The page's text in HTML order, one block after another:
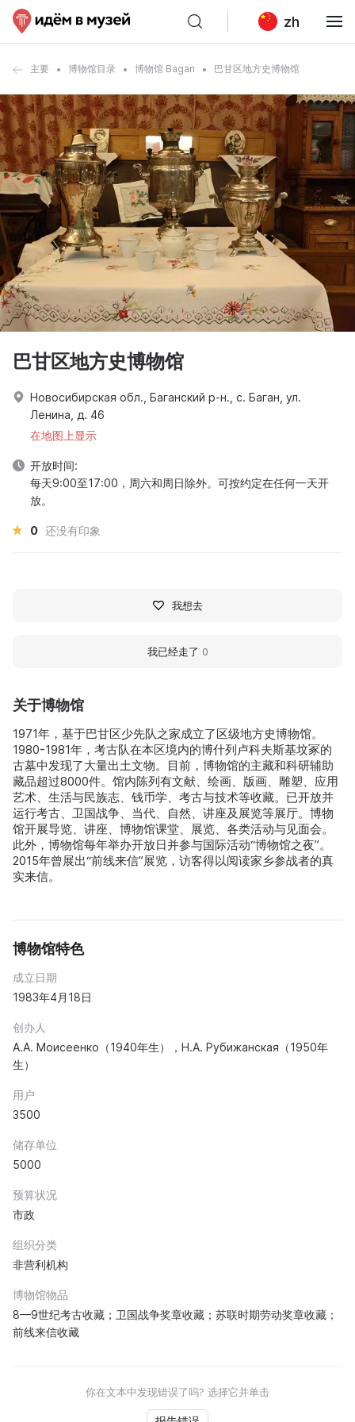
zh
主要 博物馆目录 博物馆 Bagan 巴甘区地方史博物馆
关于博物馆
1971年，基于巴甘区少先队之家成立了区级地方史博物馆。
1980-1981年，考古队在本区境内的博什列卢科夫斯基坟冢的
古墓中发现了大量出土文物。目前，博物馆的主藏和科研辅助
藏品超过8000件。馆内陈列有文献、绘画、版画、雕塑、应用
艺术、生活与民族志、钱币学、考古与技术等收藏。已开放并
运行考古、卫国战争、当代、自然、讲座及展览等展厅。博物
馆开展导览、讲座、博物馆课堂、展览、各类活动与见面会。
此外，博物馆每年举办开放日并参与国际活动“博物馆之夜”。
2015年曾展出“前线来信”展览，访客得以阅读家乡参战者的真
实来信。
博物馆特色
成立日期
1983年4月18日
创办人
А.А. Моисеенко（1940年生），Н.А. Рубижанская（1950年
生）
用户
3500
储存单位
5000
预算状况
市政
组织分类
非营利机构
博物馆物品
8—9世纪考古收藏；卫国战争奖章收藏；苏联时期劳动奖章收藏；
前线来信收藏
你在文本中发现错误了吗? 选择它并单击
巴甘区地方史博物馆
Новосибирская обл., Баганский р-н., с. Баган, ул.
Ленина, д. 46
在地图上显示
开放时间:
每天9:00至17:00，周六和周日除外。可按约定在任何一天开
放。
0 还没有印象
我想去
我已经走了 0